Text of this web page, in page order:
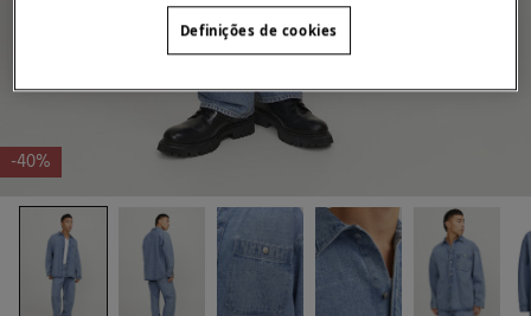
-40%
Definições de cookies